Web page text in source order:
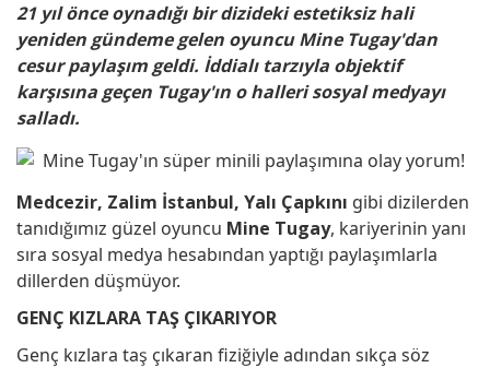
21 yıl önce oynadığı bir dizideki estetiksiz hali
yeniden gündeme gelen oyuncu Mine Tugay'dan
cesur paylaşım geldi. İddialı tarzıyla objektif
karşısına geçen Tugay'ın o halleri sosyal medyayı
salladı.
Medcezir, Zalim İstanbul, Yalı Çapkını gibi dizilerden
tanıdığımız güzel oyuncu Mine Tugay, kariyerinin yanı
sıra sosyal medya hesabından yaptığı paylaşımlarla
dillerden düşmüyor.
GENÇ KIZLARA TAŞ ÇIKARIYOR
Genç kızlara taş çıkaran fiziğiyle adından sıkça söz